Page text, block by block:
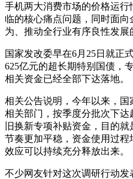
手机两大消费市场的价格运
临的核心痛点问题，同时面
为、推动全行业有序良性发展
国家发改委早在6月25日就正
625亿元的超长期特别国债，
相关资金已经全部下达落地。
相关公告说明，今年以来，
相关部门，按季度分批次下
旧换新专项补贴资金，目的
节奏更加平稳，资金使用过
效应可以持续充分释放出来。
不少网友针对这次调研行动